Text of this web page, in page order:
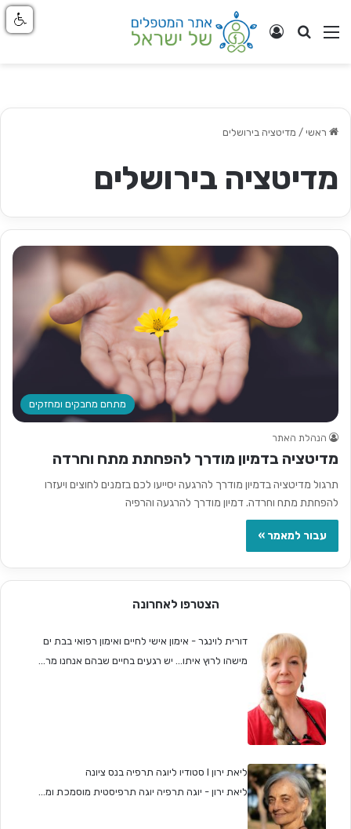
ניווט באתר
חפש התחבר
ראשי / מדיטציה בירושלים
מדיטציה בירושלים
מתחם מחבקים ומחזקים
הנהלת האתר
מדיטציה בדמיון מודרך להפחתת מתח וחרדה
תרגול מדיטציה בדמיון מודרך להרגעה יסייעו לכם בזמנים לחוצים ויעזרו
להפחתת מתח וחרדה. דמיון מודרך להרגעה והרפיה
עבור למאמר »
הצטרפו לאחרונה
דורית לוינגר - אימון אישי לחיים ואימון רפואי בבת ים
מישהו לרוץ איתו... יש רגעים בחיים שבהם אנחנו מר...
ליאת ירון I סטודיו ליוגה תרפיה בנס ציונה
ליאת ירון - יוגה תרפיה יוגה תרפיסטית מוסמכת ומ...